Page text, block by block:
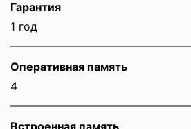
Гарантия
1 год
Оперативная память
4
Встроенная память